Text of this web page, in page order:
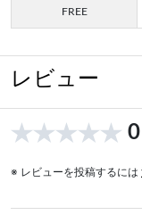
FREE
レビュー
0
※ レビューを投稿するには